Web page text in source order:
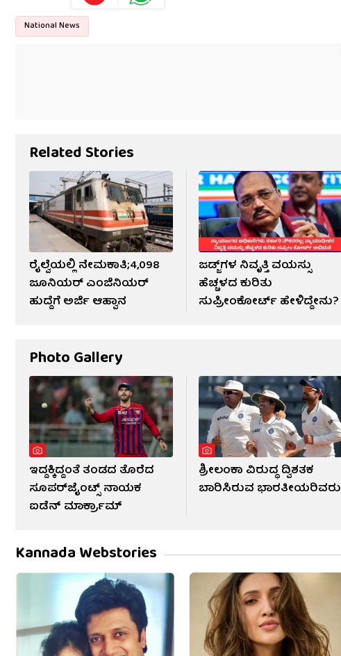
National News
Related Stories
ರೈಲ್ವೆಯಲ್ಲಿ ನೇಮಕಾತಿ;4,098
ಜೂನಿಯರ್ ಎಂಜಿನಿಯರ್
ಹುದ್ದೆಗೆ ಅರ್ಜಿ ಆಹ್ವಾನ
ಜಡ್ಜ್​ಗಳ ನಿವೃತ್ತಿ ವಯಸ್ಸು
ಹೆಚ್ಚಳದ ಕುರಿತು
ಸುಪ್ರೀಂಕೋರ್ಟ್ ಹೇಳಿದ್ದೇನು?
Photo Gallery
ಇದ್ದಕ್ಕಿದ್ದಂತೆ ತಂಡದ ತೊರೆದ
ಸೂಪರ್‌ಜೈಂಟ್ಸ್ ನಾಯಕ
ಐಡೆನ್ ಮಾರ್ಕ್ರಾಮ್
ಶ್ರೀಲಂಕಾ ವಿರುದ್ಧ ದ್ವಿಶತಕ
ಬಾರಿಸಿರುವ ಭಾರತೀಯರಿವರು
Kannada Webstories